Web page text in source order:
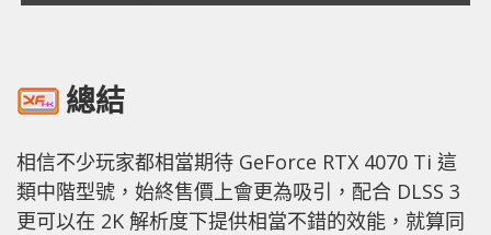
總結
相信不少玩家都相當期待 GeForce RTX 4070 Ti 這
類中階型號，始終售價上會更為吸引，配合 DLSS 3
更可以在 2K 解析度下提供相當不錯的效能，就算同